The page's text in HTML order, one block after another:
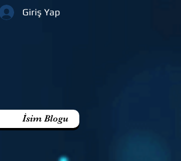
Giriş Yap
İsim Blogu